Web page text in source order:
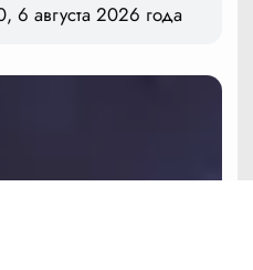
6 августа 2026 года